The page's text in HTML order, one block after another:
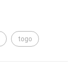
togo